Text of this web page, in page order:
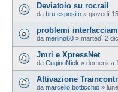
Deviatoio su rocrail
da bru.esposito » giovedì
problemi
da merlino60 » martedì 2
Jmri e XpressNet
da CuginoNick » domenica
Attivazione
da marcello.botticchio »